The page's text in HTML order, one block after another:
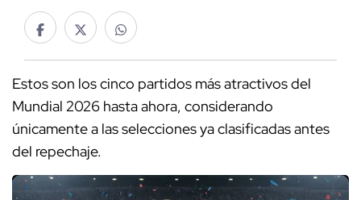
Estos son los cinco partidos más atractivos del
Mundial 2026 hasta ahora, considerando
únicamente a las selecciones ya clasificadas antes
del repechaje.